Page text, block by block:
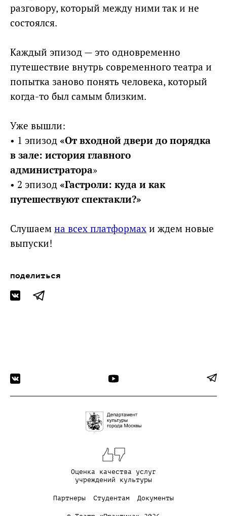
разговору, который между ними так и не
состоялся.
Каждый эпизод — это одновременно
путешествие внутрь современного театра и
попытка заново понять человека, который
когда-то был самым близким.
Уже вышли:
• 1 эпизод «От входной двери до порядка
в зале: история главного
администратора»
• 2 эпизод «Гастроли: куда и как
путешествуют спектакли?»
Слушаем на всех платформах и ждем новые
выпуски!
поделиться
Оценка качества услуг
учреждений культуры
Партнеры Студентам Документы